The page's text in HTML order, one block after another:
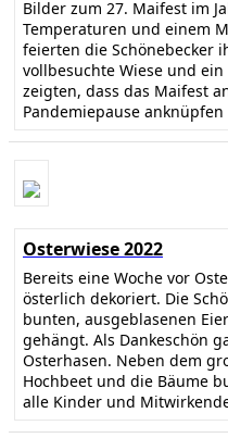
Bilder zum 27. Maifest im
Temperaturen und einem
feierten die Schönebecker
vollbesuchte Wiese und
zeigten, dass das Maifest
Pandemiepause anknüpfen
Osterwiese 2022
Bereits eine Woche vor
österlich dekoriert. Die
bunten, ausgeblasenen
gehängt. Als Dankeschön
Osterhasen. Neben dem
Hochbeet und die Bäume
alle Kinder und